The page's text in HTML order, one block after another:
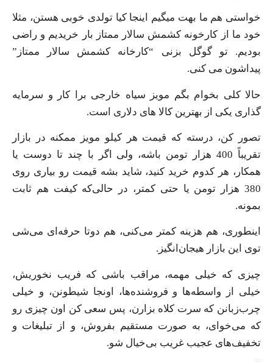
خواستی هم ما بهت میگیم اینجا کیا تولدی خوبی هستن، مثلا
خود ما از کارخونه کشمش سالار ممتاز بار خریدیم و راضی
بودیم. تو گوگل بزنی “کارخانه کشمش سالار ممتاز”
پیداشون می کنی.
حالا کلی بخوام بگم مویز سیاه خارجی برا کار و سرمایه
گذاری یکی از بهترین کالا های دلاری است.
تصور کن، درسته که قیمت هر کیلو مویز ممکنه در بازار
تقریباً 400 هزار تومن باشه، ولی اگر با چند تا دوست یا
همکار، هر کدوم خرید کنید، شاید بشه قیمت رو بیاری روی
380 هزار تومن یا حتی کمتر، در حالی‌که کیفت هم ثابت
بمونه.
اینطوری، هم هزینه کمتر می‌کنی، هم دوتا حرفه‌ای می‌شی
توی این بازار هیجان‌انگیز.
چیزی که خیلی مهمه، مراقب باشی که فریب نخوریش،
خیلی از واسطه‌ها و فروشنده‌ها، اونجا شیطونن، و خیلی
چرب‌زبانن که سرت کلاه بزارن، پس سعی کن اون چیزی رو
که می‌خوای، به صورت مستقیم بفروش، و از تبلیغات و
تخفیف‌های عجیب غریب بی‌خیال شو.